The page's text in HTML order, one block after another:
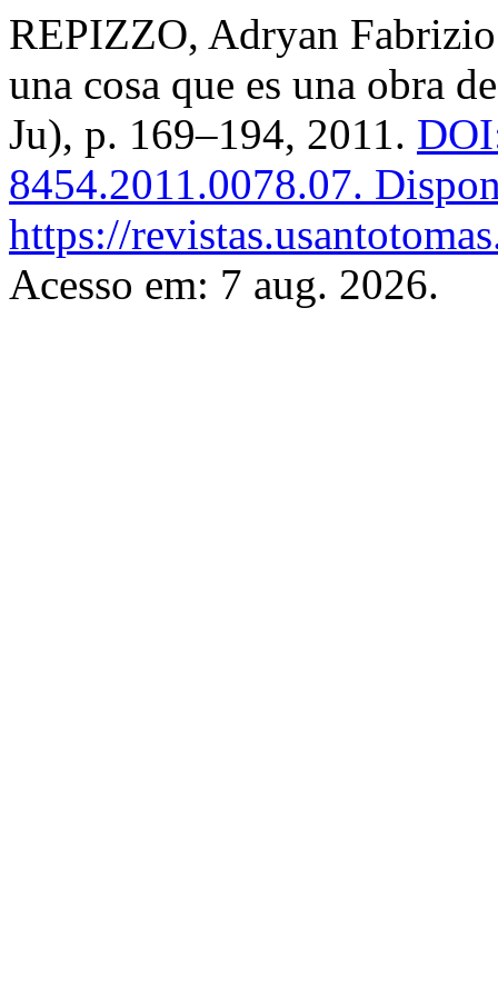
REPIZZO, Adryan
una cosa que es una obra
Ju), p. 169–194, 2011.
8454.2011.0078.07.
https://
Acesso em: 7 aug. 2026.